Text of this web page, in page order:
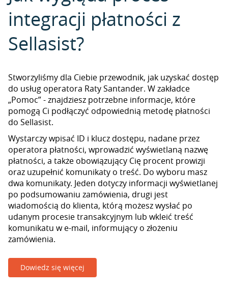
integracji płatności z
Sellasist?
Stworzyliśmy dla Ciebie przewodnik, jak uzyskać dostęp
do usług operatora Raty Santander. W zakładce
„Pomoc” - znajdziesz potrzebne informacje, które
pomogą Ci podłączyć odpowiednią metodę płatności
do Sellasist.
Wystarczy wpisać ID i klucz dostępu, nadane przez
operatora płatności, wprowadzić wyświetlaną nazwę
płatności, a także obowiązujący Cię procent prowizji
oraz uzupełnić komunikaty o treść. Do wyboru masz
dwa komunikaty. Jeden dotyczy informacji wyświetlanej
po podsumowaniu zamówienia, drugi jest
wiadomością do klienta, którą możesz wysłać po
udanym procesie transakcyjnym lub wkleić treść
komunikatu w e-mail, informujący o złożeniu
zamówienia.
Dowiedz się więcej